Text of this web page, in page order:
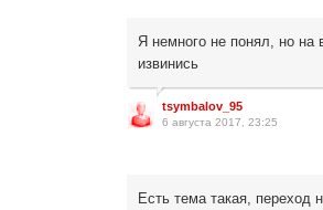
Я немного не понял, но на
извинись
tsymbalov_95
6 августа 2017, 23:25
Есть тема такая, переход